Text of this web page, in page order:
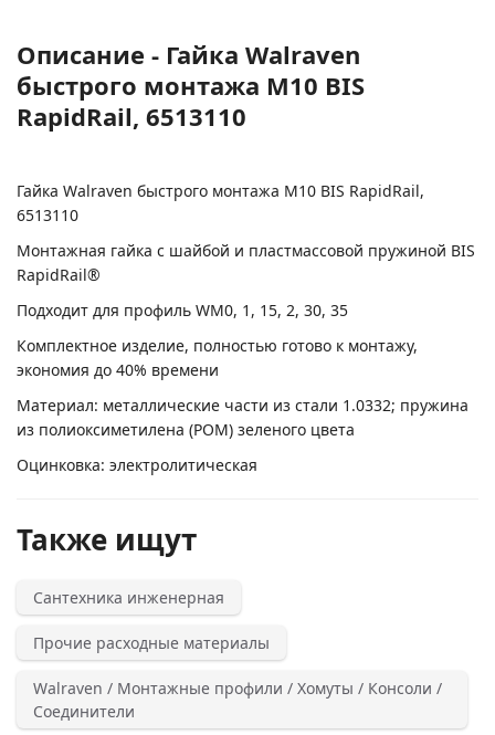
Описание - Гайка Walraven
быстрого монтажа M10 BIS
RapidRail, 6513110
Гайка Walraven быстрого монтажа M10 BIS RapidRail,
6513110
Монтажная гайка с шайбой и пластмассовой пружиной BIS
RapidRail®
Подходит для профиль WM0, 1, 15, 2, 30, 35
Комплектное изделие, полностью готово к монтажу,
экономия до 40% времени
Материал: металлические части из стали 1.0332; пружина
из полиоксиметилена (POM) зеленого цвета
Оцинковка: электролитическая
Также ищут
Сантехника инженерная
Прочие расходные материалы
Walraven / Монтажные профили / Хомуты / Консоли /
Соединители